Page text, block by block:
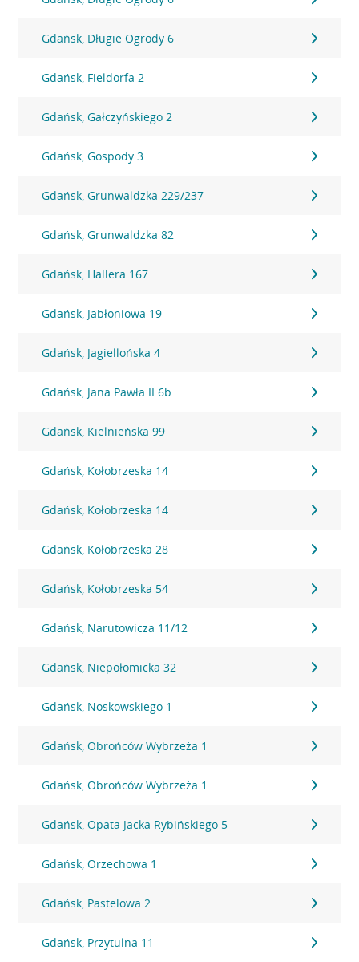
Gdańsk, Długie Ogrody 6
Gdańsk, Fieldorfa 2
Gdańsk, Gałczyńskiego 2
Gdańsk, Gospody 3
Gdańsk, Grunwaldzka 229/237
Gdańsk, Grunwaldzka 82
Gdańsk, Hallera 167
Gdańsk, Jabłoniowa 19
Gdańsk, Jagiellońska 4
Gdańsk, Jana Pawła II 6b
Gdańsk, Kielnieńska 99
Gdańsk, Kołobrzeska 14
Gdańsk, Kołobrzeska 14
Gdańsk, Kołobrzeska 28
Gdańsk, Kołobrzeska 54
Gdańsk, Narutowicza 11/12
Gdańsk, Niepołomicka 32
Gdańsk, Noskowskiego 1
Gdańsk, Obrońców Wybrzeża 1
Gdańsk, Obrońców Wybrzeża 1
Gdańsk, Opata Jacka Rybińskiego 5
Gdańsk, Orzechowa 1
Gdańsk, Pastelowa 2
Gdańsk, Przytulna 11